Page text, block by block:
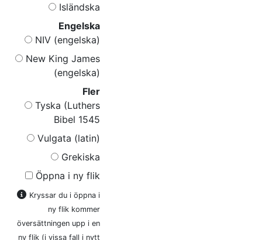
Isländska
Engelska
NIV (engelska)
New King James
(engelska)
Fler
Tyska (Luthers
Bibel 1545
Vulgata (latin)
Grekiska
Öppna i ny flik
Kryssar du i öppna i
ny flik kommer
översättningen upp i en
ny flik (i vissa fall i nytt